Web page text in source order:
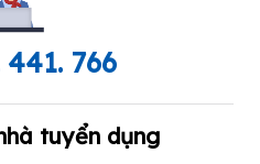
441. 766
tuyển dụng